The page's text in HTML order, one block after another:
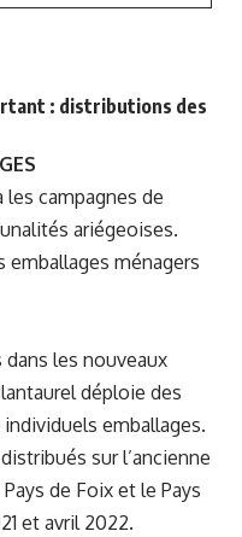
: distributions des
les campagnes de
ariégeoises.
ménagers
dans les nouveaux
déploie des
emballages.
sur l’ancienne
de Foix et le Pays
et avril 2022.